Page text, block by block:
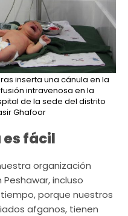
inserta una cánula en la
intravenosa en la
de la sede del distrito
Ghafoor
fácil
organización
incluso
porque nuestros
afganos, tienen